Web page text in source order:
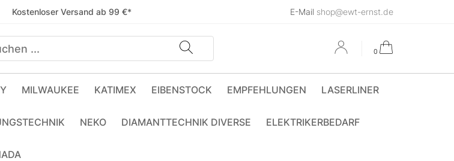
Kostenloser Versand ab 99 €* E-Mail shop@ewt-ernst.de
0
MILWAUKEE KATIMEX EIBENSTOCK EMPFEHLUNGEN LASERLINER
NEKO DIAMANTTECHNIK DIVERSE ELEKTRIKERBEDARF